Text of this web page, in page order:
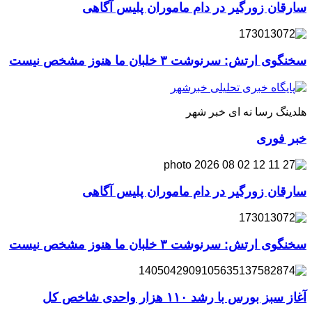
سارقان زورگیر در دام ماموران پلیس آگاهی
سخنگوی ارتش: سرنوشت ۳ خلبان ما هنوز مشخص نیست
هلدینگ رسا نه ای خبر شهر
خبر فوری
سارقان زورگیر در دام ماموران پلیس آگاهی
سخنگوی ارتش: سرنوشت ۳ خلبان ما هنوز مشخص نیست
آغاز سبز بورس با رشد ۱۱۰ هزار واحدی شاخص کل